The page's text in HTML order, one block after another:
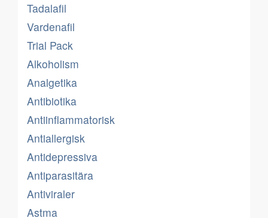
Tadalafil
Vardenafil
Trial Pack
Alkoholism
Analgetika
Antibiotika
Antiinflammatorisk
Antiallergisk
Antidepressiva
Antiparasitära
Antiviraler
Astma